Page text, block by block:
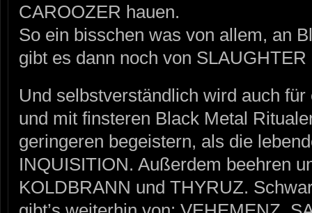
CAROOZER hauen.
So ein bisschen was von allem, an
gibt es dann noch von
Und selbstverständlich wird auch
und mit finsteren Black Metal
geringeren begeistern, als die
INQUISITION. Außerdem beehren
KOLDBRANN und THYRUZ.